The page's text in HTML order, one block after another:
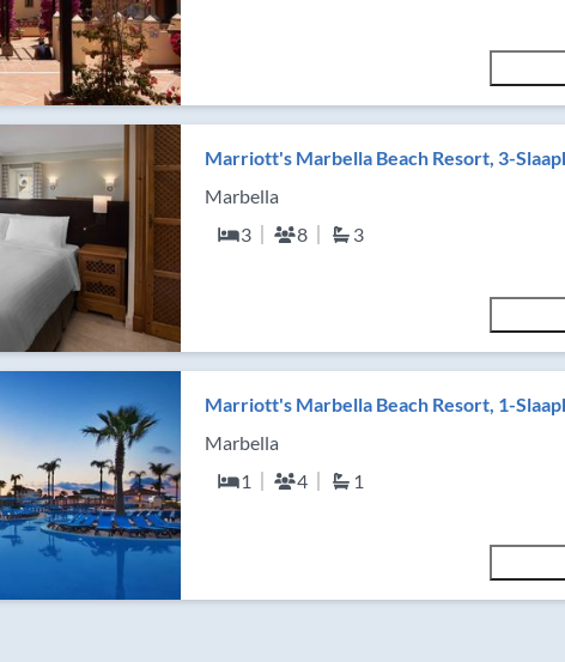
Marriott's Marbella Beach Resort, 3-
Marbella
3
8 3
Marriott's Marbella Beach Resort, 1-
Marbella
1
4 1